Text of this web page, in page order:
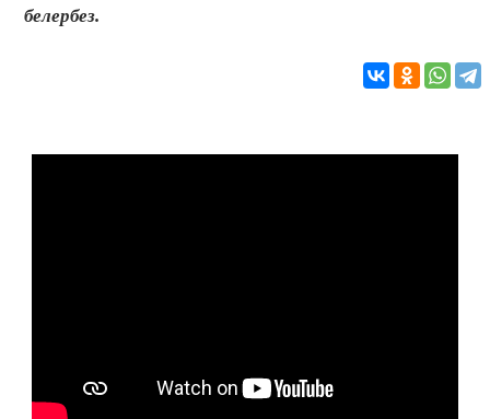
белербез.